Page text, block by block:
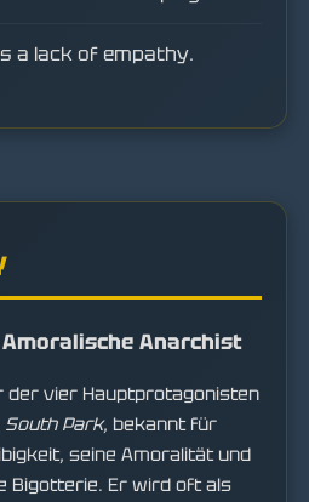
a lack of empathy.
Anarchist
der vier Hauptprotagonisten
South Park, bekannt für
seine Amoralität und
Bigotterie. Er wird oft als